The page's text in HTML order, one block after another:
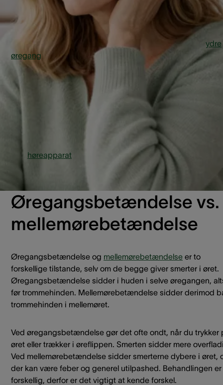
øregangsbetændelse?
Øregangsbetændelse er en betændelse i huden i den ydre
øregang , altså den del af øret, der går fra øreåbningen og
til trommehinden. Tilstanden kaldes også “svømmerøre”,
den ofte opstår, når der kommer fugt i øret efter badning
svømning. Fugt kan gøre huden blød og mere sårbar over
Øregangsbetændelse kan også opstå, hvis huden i
øregangen bliver irriteret, for eksempel ved brug af
høreapparat . Det er en almindelig tilstand hos både
og voksne og kan variere fra mild kløe til udtalte smerter.
Øregangsbetændelse vs.
mellemørebetændelse
Øregangsbetændelse og mellemørebetændelse er to
forskellige tilstande, selv om de begge giver smerter i øret.
Øregangsbetændelse sidder i huden i selve øregangen,
før trommehinden. Mellemørebetændelse sidder derimod
trommehinden i mellemøret.
Ved øregangsbetændelse gør det ofte ondt, når du trykker
øret eller trækker i øreflippen. Smerten sidder mere
Ved mellemørebetændelse sidder smerterne dybere i øret,
der kan være feber og generel utilpashed. Behandlingen er
forskellig, derfor er det vigtigt at kende forskel.